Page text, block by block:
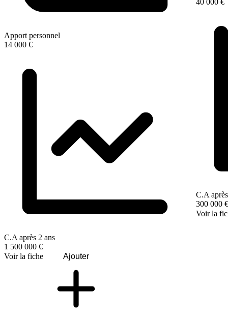
Apport personnel
14 000 €
C.A après 2 ans
1 500 000 €
Voir la fiche
Ajouter
40 000 €
C.A
300 000 €
Voir la